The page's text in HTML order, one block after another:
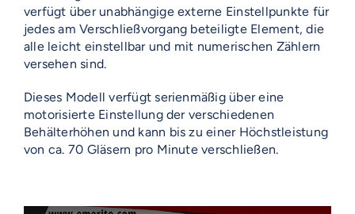
verfügt über unabhängige externe Einstellpunkte für
jedes am Verschließvorgang beteiligte Element, die
alle leicht einstellbar und mit numerischen Zählern
versehen sind.
Dieses Modell verfügt serienmäßig über eine
motorisierte Einstellung der verschiedenen
Behälterhöhen und kann bis zu einer Höchstleistung
von ca. 70 Gläsern pro Minute verschließen.